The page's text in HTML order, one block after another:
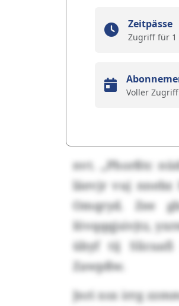
Zeitpässe
Zugriff für 1
Voller
nvt. „Phorßtc
läevjr vuj nnebz
Omqryd. Zee
Iövqqqjsivjtz,
übyf tij Slicuafi
Zawpßw.
Jnri xsx irrg